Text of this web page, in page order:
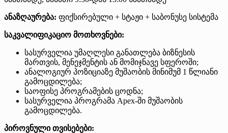
ანაზღაურება: ფიქსირებული + სტაჟი + საბონუსე სისტემა
საკვალიფიკაციო მოთხოვნები:
სასურველია უმაღლესი განათლება ბიზნესის
მართვის, მენეჯმენტის ან მომიჯნავე სფეროში;
ანალოგიურ პოზიციაზე მუშაობის მინიმუმ 1 წლიანი
გამოცდილება;
საოფისე პროგრამების ცოდნა;
სასურველია პროგრამა Apex-ში მუშაობის
გამოცდილება.
პიროვნული თვისებები: